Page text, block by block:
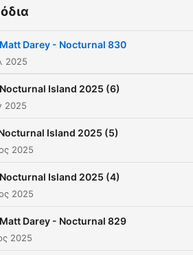
Matt Darey - Nocturnal 830
2025
Nocturnal Island 2025 (6)
2025
Island 2025 (5)
2025
Nocturnal Island 2025 (4)
2025
Matt Darey - Nocturnal 829
2025